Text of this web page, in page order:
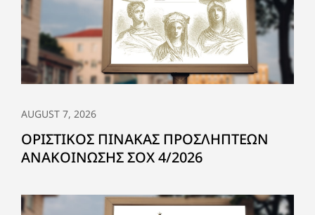
AUGUST 7, 2026
ΟΡΙΣΤΙΚΟΣ ΠΙΝΑΚΑΣ ΠΡΟΣΛΗΠΤΕΩΝ
ΑΝΑΚΟΙΝΩΣΗΣ ΣΟΧ 4/2026